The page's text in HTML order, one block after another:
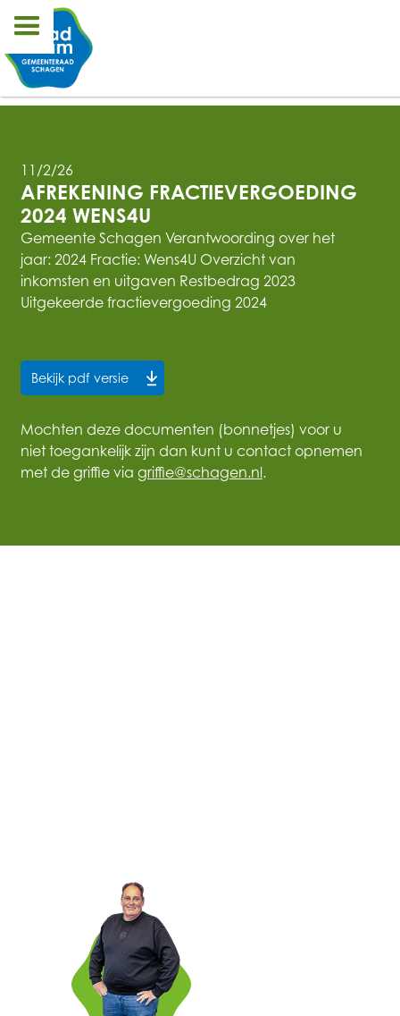
11/2/26
AFREKENING FRACTIEVERGOEDING
2024 WENS4U
Gemeente Schagen Verantwoording over het
jaar: 2024 Fractie: Wens4U Overzicht van
inkomsten en uitgaven Restbedrag 2023
Uitgekeerde fractievergoeding 2024
Bekijk pdf versie
Mochten deze documenten (bonnetjes) voor u
niet toegankelijk zijn dan kunt u contact opnemen
met de griffie via griffie@schagen.nl.